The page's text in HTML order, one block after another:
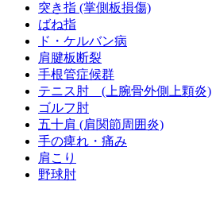
突き指 (掌側板損傷)
ばね指
ド・ケルバン病
肩腱板断裂
手根管症候群
テニス肘 (上腕骨外側上顆炎)
ゴルフ肘
五十肩 (肩関節周囲炎)
手の痺れ・痛み
肩こり
野球肘